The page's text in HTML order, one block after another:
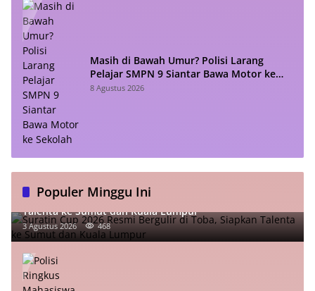
Masih di Bawah Umur? Polisi Larang
Pelajar SMPN 9 Siantar Bawa Motor ke
Sekolah
8 Agustus 2026
Populer Minggu Ini
Suratin Cup 2026 Resmi Bergulir di Toba, Siapkan
Talenta ke Sumut dan Kuala Lumpur
3 Agustus 2026 468